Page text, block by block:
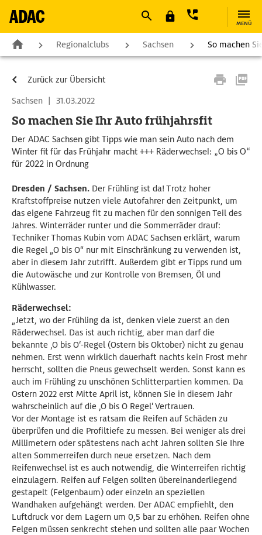
MENÜ
Regionalclubs Sachsen So machen
Zurück zur Übersicht
Sachsen | 31.03.2022
So machen Sie Ihr Auto frühjahrsfit
Der ADAC Sachsen gibt Tipps wie man sein Auto nach dem
Winter fit für das Frühjahr macht +++ Räderwechsel: „O bis O“
für 2022 in Ordnung
Dresden / Sachsen. Der Frühling ist da! Trotz hoher
Kraftstoffpreise nutzen viele Autofahrer den Zeitpunkt, um
das eigene Fahrzeug fit zu machen für den sonnigen Teil des
Jahres. Winterräder runter und die Sommerräder drauf:
Techniker Thomas Kubin vom ADAC Sachsen erklärt, warum
die Regel „O bis O“ nur mit Einschränkung zu verwenden ist,
aber in diesem Jahr zutrifft. Außerdem gibt er Tipps rund um
die Autowäsche und zur Kontrolle von Bremsen, Öl und
Kühlwasser.
Räderwechsel:
„Jetzt, wo der Frühling da ist, denken viele zuerst an den
Räderwechsel. Das ist auch richtig, aber man darf die
bekannte ‚O bis O‘-Regel (Ostern bis Oktober) nicht zu genau
nehmen. Erst wenn wirklich dauerhaft nachts kein Frost mehr
herrscht, sollten die Pneus gewechselt werden. Sonst kann es
auch im Frühling zu unschönen Schlitterpartien kommen. Da
Ostern 2022 erst Mitte April ist, können Sie in diesem Jahr
wahrscheinlich auf die ‚O bis O Regel‘ Vertrauen.
Vor der Montage ist es ratsam die Reifen auf Schäden zu
überprüfen und die Profiltiefe zu messen. Bei weniger als drei
Millimetern oder spätestens nach acht Jahren sollten Sie Ihre
alten Sommerreifen durch neue ersetzen. Nach dem
Reifenwechsel ist es auch notwendig, die Winterreifen richtig
einzulagern. Reifen auf Felgen sollten übereinanderliegend
gestapelt (Felgenbaum) oder einzeln an speziellen
Wandhaken aufgehängt werden. Der ADAC empfiehlt, den
Luftdruck vor dem Lagern um 0,5 bar zu erhöhen. Reifen ohne
Felgen müssen senkrecht stehen und sollten alle paar Wochen